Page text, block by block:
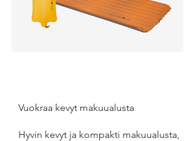
Vuokraa kevyt makuualusta
Hyvin kevyt ja kompakti makuualusta,